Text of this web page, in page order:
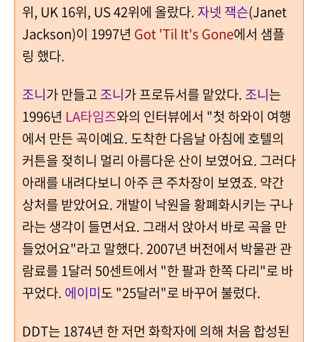
위, UK 16위, US 42위에 올랐다. 자넷 잭슨(Janet
Jackson)이 1997년 Got 'Til It's Gone에서 샘플
링 했다.
조니가 만들고 조니가 프로듀서를 맡았다. 조니는
1996년 LA타임즈와의 인터뷰에서 "첫 하와이 여행
에서 만든 곡이예요. 도착한 다음날 아침에 호텔의
커튼을 젖히니 멀리 아름다운 산이 보였어요. 그러다
아래를 내려다보니 아주 큰 주차장이 보였죠. 약간
상처를 받았어요. 개발이 낙원을 황폐화시키는 구나
라는 생각이 들면서요. 그래서 앉아서 바로 곡을 만
들었어요"라고 말했다. 2007년 버전에서 박물관 관
람료를 1달러 50센트에서 "한 팔과 한쪽 다리"로 바
꾸었다. 에이미도 "25달러"로 바꾸어 불렀다.
DDT는 1874년 한 저먼 화학자에 의해 처음 합성된